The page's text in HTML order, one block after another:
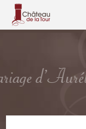
Cookies management panel